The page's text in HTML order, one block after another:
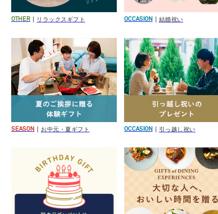
OTHER リラックスギフト OCCASION 結婚祝い
SEASON お中元・夏ギフト OCCASION 引っ越し祝い